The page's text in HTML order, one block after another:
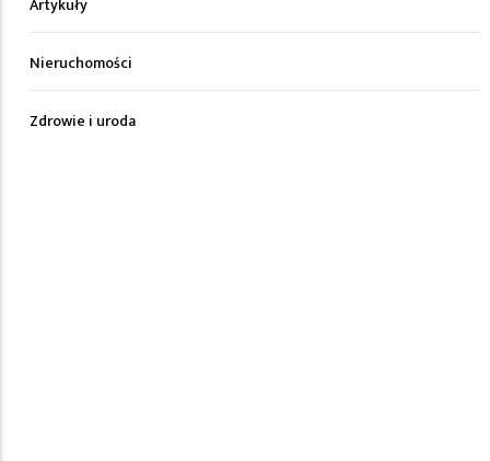
Nieruchomości
Zdrowie i uroda